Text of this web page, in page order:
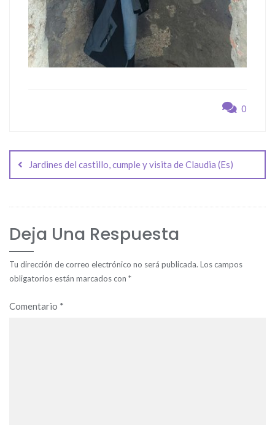
0
de
entradas
Jardines del castillo, cumple y visita de Claudia (Es)
Deja Una Respuesta
Tu dirección de correo electrónico no será publicada. Los campos
obligatorios están marcados con *
Comentario *